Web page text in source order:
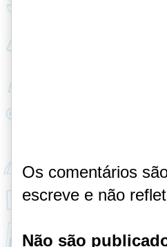
Os comentários
escreve e não
Não são